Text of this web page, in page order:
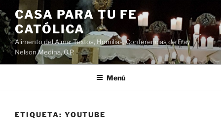
Saltar
al
contenido
CASA PARA TU FE
CATÓLICA
Alimento del Alma: Textos, Homilias, Conferencias de Fray
Nelson Medina, O.P.
Menú
ETIQUETA: YOUTUBE